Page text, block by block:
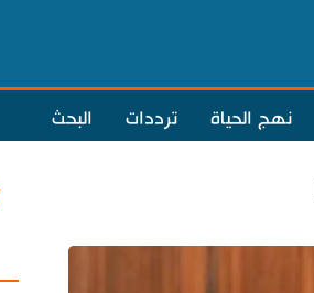
نهج الحياة ترددات البحث